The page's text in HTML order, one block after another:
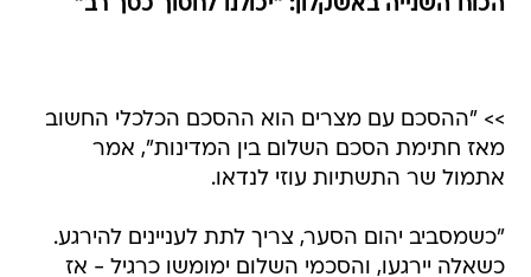
אתמול שר התשתיות עוזי לנדאו.
"כשמסביב יהום הסער, צריך לתת לעניינים להירגע.
תימשך אספקת הגז כפי שהיתה בעבר. האספקה
חשובה למשק מטעמים כלכליים, כדי לשמור על